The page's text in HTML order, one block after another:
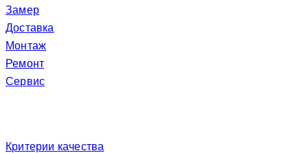
Замер
Доставка
Монтаж
Ремонт
Сервис
Критерии качества